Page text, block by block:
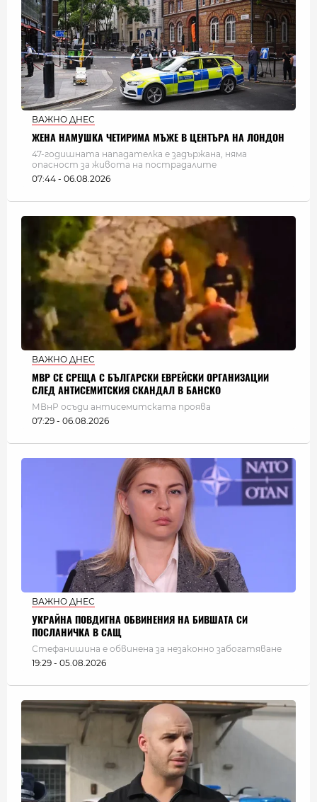
ВАЖНО ДНЕС
ЖЕНА НАМУШКА ЧЕТИРИМА МЪЖЕ В ЦЕНТЪРА НА ЛОНДОН
47-годишната нападателка е задържана, няма
опасност за живота на пострадалите
07:44 - 06.08.2026
ВАЖНО ДНЕС
МВР СЕ СРЕЩА С БЪЛГАРСКИ ЕВРЕЙСКИ ОРГАНИЗАЦИИ
СЛЕД АНТИСЕМИТСКИЯ СКАНДАЛ В БАНСКО
МВнР осъди антисемитската проява
07:29 - 06.08.2026
ВАЖНО ДНЕС
УКРАЙНА ПОВДИГНА ОБВИНЕНИЯ НА БИВШАТА СИ
ПОСЛАНИЧКА В САЩ
Стефанишина е обвинена за незаконно забогатяване
19:29 - 05.08.2026